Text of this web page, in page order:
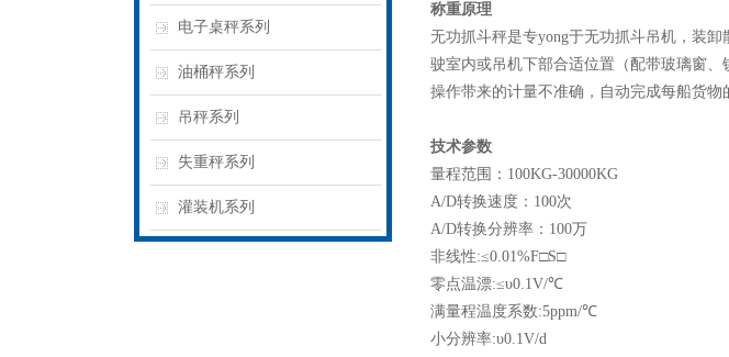
电子桌秤系列
油桶秤系列
吊秤系列
失重秤系列
灌装机系列
称重原理
无功抓斗秤是专yong于无功抓斗吊机，装卸
驶室内或吊机下部合适位置（配带玻璃窗
操作带来的计量不准确，自动完成每船货物
技术参数
量程范围：100KG-30000KG
A/D转换速度：100次
A/D转换分辨率：100万
非线性:≤0.01%F□S□
零点温漂:≤υ0.1V/℃
满量程温度系数:5ppm/℃
小分辨率:υ0.1V/d